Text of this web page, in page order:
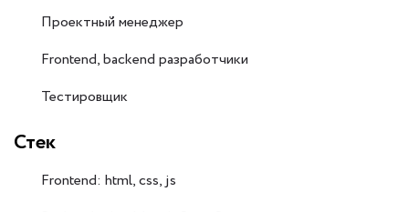
Проектный менеджер
Frontend, backend разработчики
Тестировщик
Стек
Frontend: html, css, js